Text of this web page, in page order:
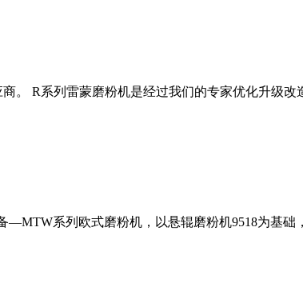
。 R系列雷蒙磨粉机是经过我们的专家优化升级
系列欧式磨粉机，以悬辊磨粉机9518为基础